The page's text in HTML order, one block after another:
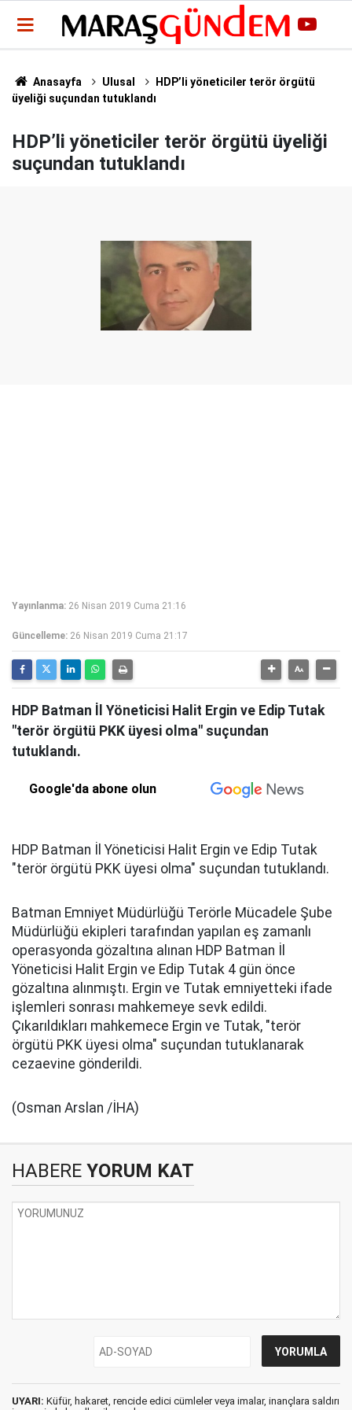
Anasayfa Ulusal
HDP’li yöneticiler terör örgütü
üyeliği suçundan tutuklandı
HDP’li yöneticiler terör örgütü üyeliği
suçundan tutuklandı
Yayınlanma: 26 Nisan 2019 Cuma 21:16
Güncelleme: 26 Nisan 2019 Cuma 21:17
HDP Batman İl Yöneticisi Halit Ergin ve Edip Tutak
"terör örgütü PKK üyesi olma" suçundan
tutuklandı.
Google'da abone olun
HDP Batman İl Yöneticisi Halit Ergin ve Edip Tutak
"terör örgütü PKK üyesi olma" suçundan tutuklandı.
Batman Emniyet Müdürlüğü Terörle Mücadele Şube
Müdürlüğü ekipleri tarafından yapılan eş zamanlı
operasyonda gözaltına alınan HDP Batman İl
Yöneticisi Halit Ergin ve Edip Tutak 4 gün önce
gözaltına alınmıştı. Ergin ve Tutak emniyetteki ifade
işlemleri sonrası mahkemeye sevk edildi.
Çıkarıldıkları mahkemece Ergin ve Tutak, "terör
örgütü PKK üyesi olma" suçundan tutuklanarak
cezaevine gönderildi.
(Osman Arslan /İHA)
HABERE YORUM KAT
UYARI: Küfür, hakaret, rencide edici cümleler veya imalar, inançlara saldırı